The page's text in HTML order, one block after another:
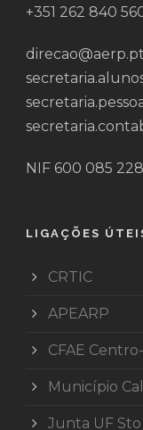
+351 262 840
direcao@aerp.pt
NIF 600 085 228
LIGAÇÕES
CRTIC
APEARP
CFAE
Município
Junta UF